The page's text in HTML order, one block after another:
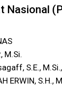
Nasional
M.Si.
S.E.,
ERWIN, S.H.,